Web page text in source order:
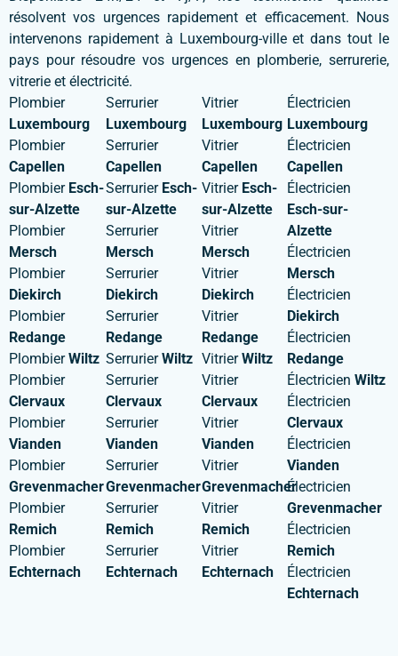
résolvent vos urgences rapidement et efficacement. Nous
intervenons rapidement à Luxembourg-ville et dans tout le
pays pour résoudre vos urgences en plomberie, serrurerie,
vitrerie et électricité.
Plombier
Luxembourg
Plombier
Capellen
Plombier Esch-
sur-Alzette
Plombier
Mersch
Plombier
Diekirch
Plombier
Redange
PlombierWiltz
Plombier
Clervaux
Plombier
Vianden
Plombier
Grevenmacher
Plombier
Remich
Plombier
Echternach
Serrurier
Luxembourg
Serrurier
Capellen
Serrurier Esch-
sur-Alzette
Serrurier
Mersch
Serrurier
Diekirch
Serrurier
Redange
SerrurierWiltz
Serrurier
Clervaux
Serrurier
Vianden
Serrurier
Grevenmacher
Serrurier
Remich
Serrurier
Echternach
Vitrier
Luxembourg
Vitrier
Capellen
Vitrier Esch-
sur-Alzette
Vitrier
Mersch
Vitrier
Diekirch
Vitrier
Redange
VitrierWiltz
Vitrier
Clervaux
Vitrier
Vianden
Vitrier
Grevenmacher
Vitrier
Remich
Vitrier
Echternach
Électricien
Luxembourg
Électricien
Capellen
Électricien
Esch-sur-
Alzette
Électricien
Mersch
Électricien
Diekirch
Électricien
Redange
ÉlectricienWiltz
Électricien
Clervaux
Électricien
Vianden
Électricien
Grevenmacher
Électricien
Remich
Électricien
Echternach